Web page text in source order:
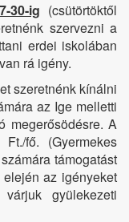
30-ig (csütörtöktől
szervezni a
erdei iskolában
rá igény.
szeretnénk kínálni
az Ige melletti
megerősödésre. A
fő. (Gyermekes
támogatást
az igényeket
gyülekezeti